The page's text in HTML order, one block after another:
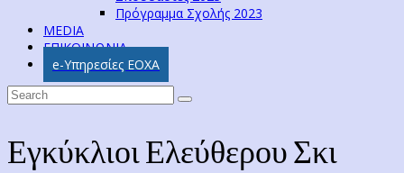
Πρόγραμμα Σχολής 2023
MEDIA
ΕΠΙΚΟΙΝΩΝΙΑ
e-Υπηρεσίες ΕΟΧΑ
Εγκύκλιοι Ελεύθερου Σκι